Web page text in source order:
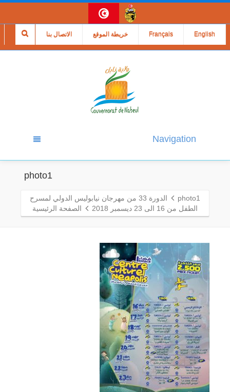
الاتصال بنا خريطة الموقع Français English
Navigation
photo1
photo1
الدورة 33 من مهرجان نيابوليس الدولي لمسرح
الطفل من 16 الى 23 ديسمبر 2018
الصفحة الرئيسية